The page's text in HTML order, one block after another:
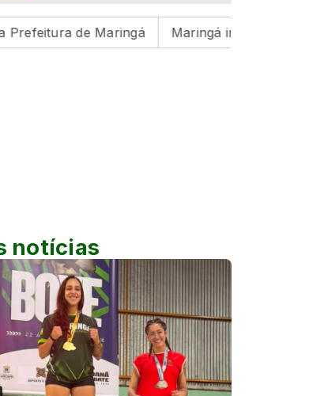
de Maringá Maringá inicia preparação para
notícias